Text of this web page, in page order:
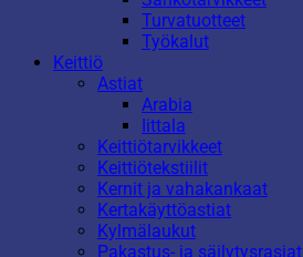
Turvatuotteet
Työkalut
Keittiö
Astiat
Arabia
Iittala
Keittiötarvikkeet
Keittiötekstiilit
Kernit ja vahakankaat
Kertakäyttöastiat
Kylmälaukut
Pakastus- ja säilytysrasiat